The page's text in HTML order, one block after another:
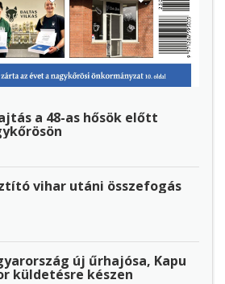
a 48-as hősök előtt
vihar utáni összefogás
új űrhajósa, Kapu
küldetésre készen